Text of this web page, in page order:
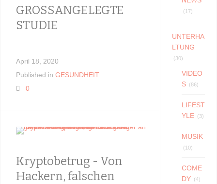
GROSSANGELEGTE
STUDIE
April 18, 2020
Published in GESUNDHEIT
0
February
Published
0
Kryptobetrug - Von
Hackern, falschen
MUSS
(17)
UNTERHA
LTUNG
(30)
VIDEO
S
(86)
LIFEST
YLE
(3)
MUSIK
(10)
COME
DY
(4)